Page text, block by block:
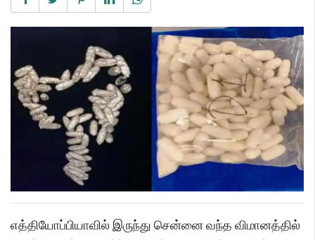
எத்தியோப்பியாவில் இருந்து சென்னை வந்த விமானத்தில்